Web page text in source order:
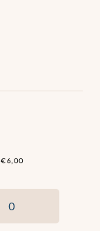
€ 6,00